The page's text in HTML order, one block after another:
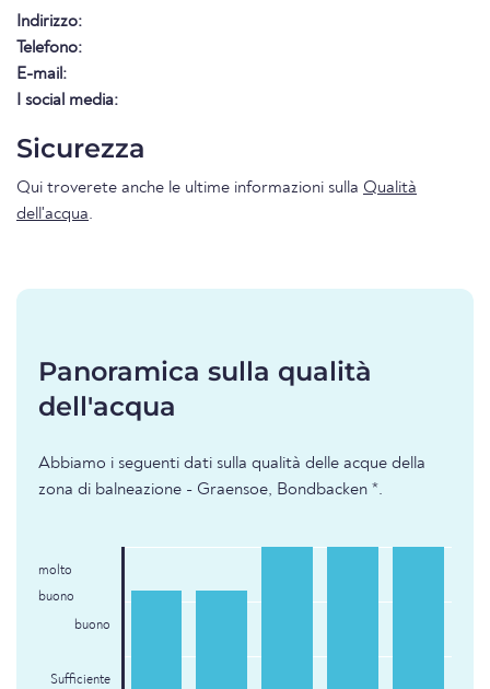
Indirizzo:
Telefono:
E-mail:
I social media:
Sicurezza
Qui troverete anche le ultime informazioni sulla Qualità
dell'acqua.
Panoramica sulla qualità
dell'acqua
Abbiamo i seguenti dati sulla qualità delle acque della
zona di balneazione - Graensoe, Bondbacken *.
molto
buono
buono
Sufficiente